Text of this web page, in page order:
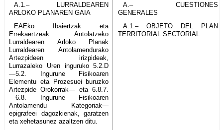
A.1.– LURRALDEAREN
ARLOKO PLANAREN GAIA
A.– CUESTIONES
GENERALES
EAEko Ibaiertzak eta
Errekaertzeak Antolatzeko
Lurraldearen Arloko Planak
Lurraldearen Antolamendurako
Artezpideen irizpideak,
Lurrazaleko Uren inguruko 5.2.D
—5.2. Ingurune Fisikoaren
Elementu eta Prozesuei buruzko
Artezpide Orokorrak— eta 6.8.7.
—6.8. Ingurune Fisikoaren
Antolamendu Kategoriak—
epigrafeei dagozkienak, garatzen
eta xehetasunez azaltzen ditu.
A.1.– OBJETO DEL PLAN
TERRITORIAL SECTORIAL